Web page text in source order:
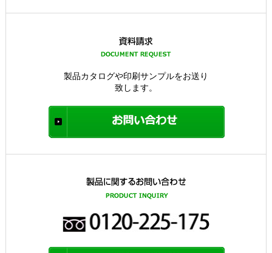
製品カタログや印刷サンプルをお送り
致します。